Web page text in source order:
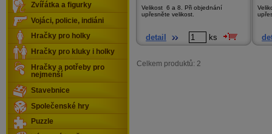
Velikost 6 a 8. Při objednání
upřesněte velikost.
detail ks
Celkem produktů: 2
Zvířátka a figurky
Vojáci, policie, indiáni
Hračky pro holky
Hračky pro kluky i holky
Hračky a potřeby pro
nejmenší
Stavebnice
Společenské hry
Puzzle